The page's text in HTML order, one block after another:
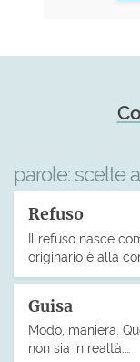
parole: scelte
Refuso
Il refuso nasce
originario è alla
Guisa
Modo, maniera.
non sia in realtà.…